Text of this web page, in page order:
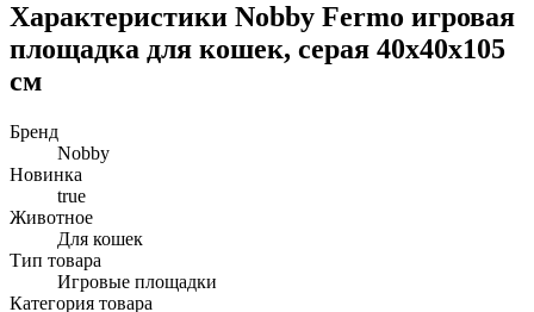
Характеристики Nobby Fermo игровая
площадка для кошек, серая 40х40х105
см
Бренд
Nobby
Новинка
true
Животное
Для кошек
Тип товара
Игровые площадки
Категория товара